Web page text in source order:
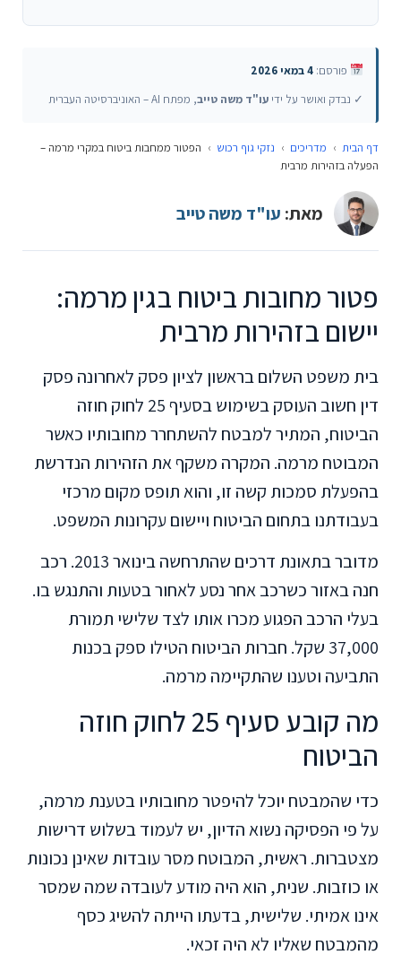
פורסם: 4 במאי 2026
✓ נבדק ואושר על ידי עו"ד משה טייב, מפתח AI – האוניברסיטה העברית
דף הבית › מדריכים › נזקי גוף רכוש › הפטור ממחבות ביטוח במקרי מרמה –
הפעלה בזהירות מרבית
מאת: עו"ד משה טייב
פטור מחובות ביטוח בגין מרמה:
יישום בזהירות מרבית
בית משפט השלום בראשון לציון פסק לאחרונה פסק
דין חשוב העוסק בשימוש בסעיף 25 לחוק חוזה
הביטוח, המתיר למבטח להשתחרר מחובותיו כאשר
המבוטח מרמה. המקרה משקף את הזהירות הנדרשת
בהפעלת סמכות קשה זו, והוא תופס מקום מרכזי
בעבודתנו בתחום הביטוח ויישום עקרונות המשפט.
מדובר בתאונת דרכים שהתרחשה בינואר 2013. רכב
חנה באזור כשרכב אחר נסע לאחור בטעות והתנגש בו.
בעלי הרכב הפגוע מכרו אותו לצד שלישי תמורת
37,000 שקל. חברות הביטוח הטילו ספק בכנות
התביעה וטענו שהתקיימה מרמה.
מה קובע סעיף 25 לחוק חוזה
הביטוח
כדי שהמבטח יוכל להיפטר מחובותיו בטענת מרמה,
על פי הפסיקה נשוא הדיון, יש לעמוד בשלוש דרישות
מצטברות. ראשית, המבוטח מסר עובדות שאינן נכונות
או כוזבות. שנית, הוא היה מודע לעובדה שמה שמסר
אינו אמיתי. שלישית, בדעתו הייתה להשיג כסף
מהמבטח שאליו לא היה זכאי.